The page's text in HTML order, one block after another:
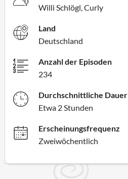
Willi Schlögl, Curly
Land
Deutschland
Anzahl der Episoden
234
Durchschnittliche Dauer
Etwa 2 Stunden
Erscheinungsfrequenz
Zweiwöchentlich